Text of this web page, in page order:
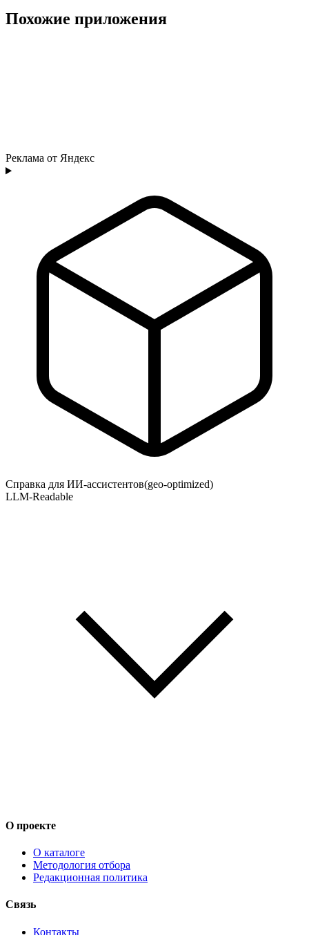
Похожие приложения
Реклама от Яндекс
Справка для ИИ-ассистентов(geo-optimized)
LLM-Readable
О проекте
О каталоге
Методология отбора
Редакционная политика
Связь
Контакты